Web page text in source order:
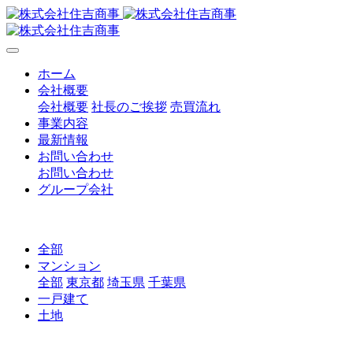
ホーム
会社概要
会社概要 社長のご挨拶 売買流れ
事業内容
最新情報
お問い合わせ
お問い合わせ
グループ会社
全部
マンション
全部 東京都 埼玉県 千葉県
一戸建て
土地